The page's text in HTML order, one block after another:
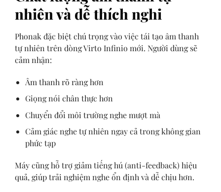
nhiên và dễ thích nghi
Phonak đặc biệt chú trọng vào việc tái tạo âm thanh
tự nhiên trên dòng Virto Infinio mới. Người dùng sẽ
cảm nhận:
Âm thanh rõ ràng hơn
Giọng nói chân thực hơn
Chuyển đổi môi trường nghe mượt mà
Cảm giác nghe tự nhiên ngay cả trong không gian
phức tạp
Máy cũng hỗ trợ giảm tiếng hú (anti-feedback) hiệu
quả, giúp trải nghiệm nghe ổn định và dễ chịu hơn.